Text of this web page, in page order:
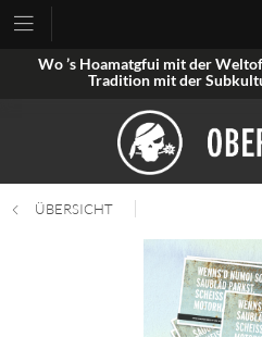
Wo ’s Hoamatgfui mit der
Tradition mit der
ÜBERSICHT